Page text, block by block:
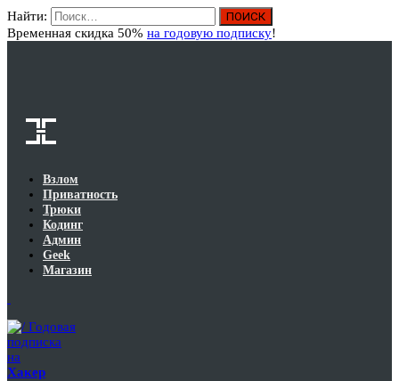
Найти:
Временная скидка 50% на годовую подписку!
Взлом
Приватность
Трюки
Кодинг
Админ
Geek
Магазин
Годовая
подписка
на
Хакер